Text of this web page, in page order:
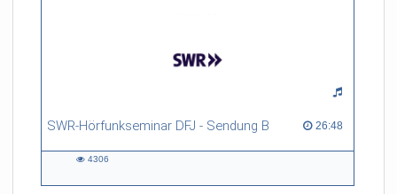
SWR-Hörfunkseminar DFJ - Sendung B 26:48
26:48 duration
4306